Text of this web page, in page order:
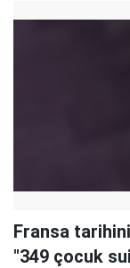
Fransa
"349 çocuk